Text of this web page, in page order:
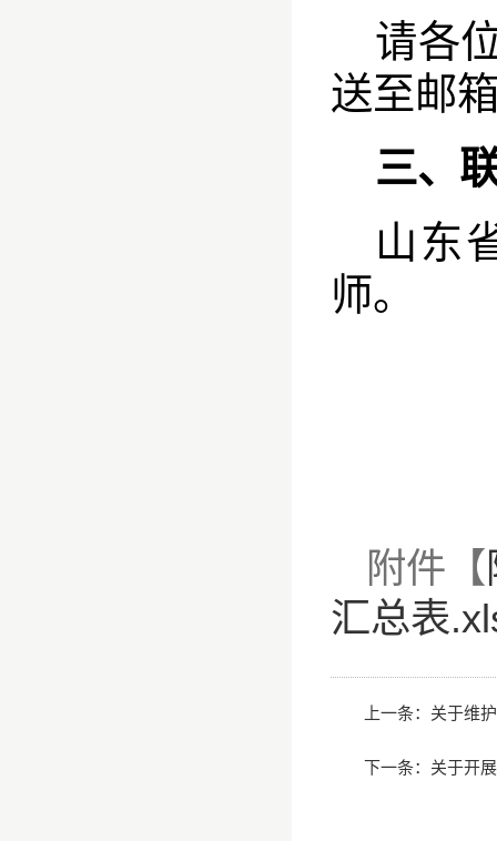
请各
送至邮
三、
山东
师。
附件【
汇总表
上一条： 关于维
下一条： 关于开